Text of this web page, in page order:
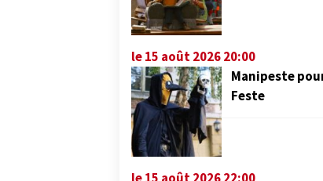
le 15 août 2026 20:00
Manipeste
Feste